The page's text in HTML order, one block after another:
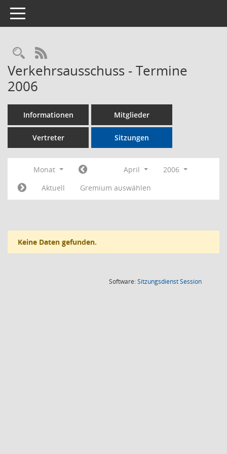
Toggle navigation
Rechercheauswahl
RSS-Feed
Verkehrsausschuss - Termine
2006
Informationen Mitglieder
Vertreter Sitzungen
Monat April
2006
Aktuell
Gremium auswählen
Keine Daten gefunden.
Software:SitzungsdienstSession(Wird in